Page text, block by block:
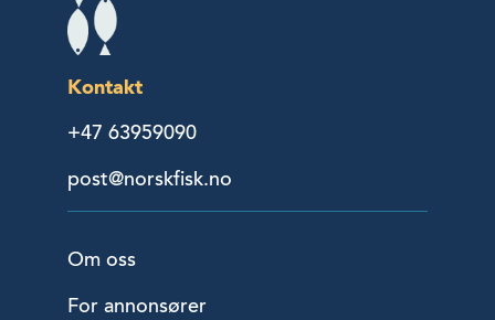
Kontakt
+47 63959090
post@norskfisk.no
Om oss
For annonsører